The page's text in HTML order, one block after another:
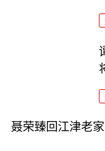
聂荣臻回江津老